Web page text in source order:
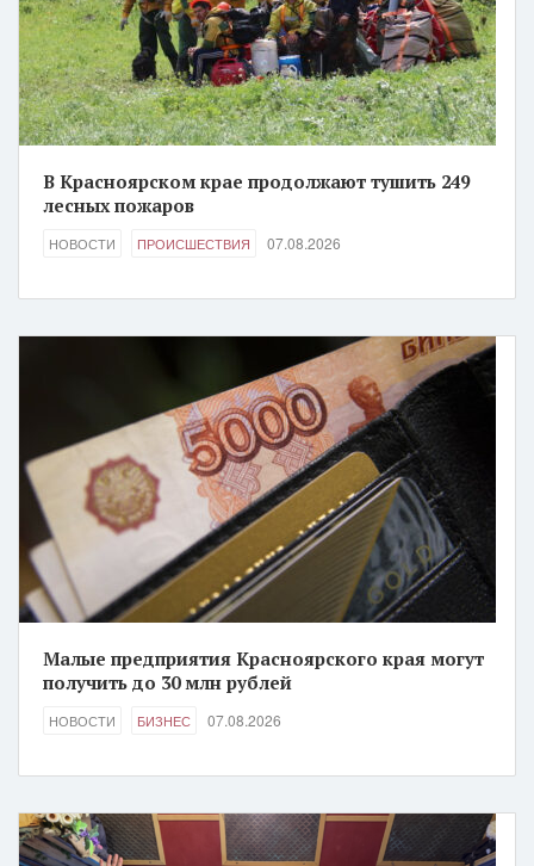
В Красноярском крае продолжают тушить 249
лесных пожаров
НОВОСТИ ПРОИСШЕСТВИЯ 07.08.2026
Малые предприятия Красноярского края могут
получить до 30 млн рублей
НОВОСТИ БИЗНЕС 07.08.2026